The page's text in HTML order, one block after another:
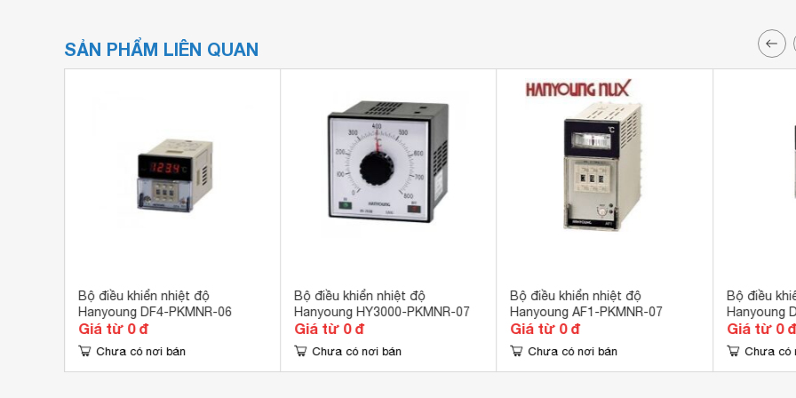
SẢN PHẨM LIÊN QUAN
Bộ điều khiển nhiệt độ
Hanyoung DF4-PKMNR-06
Giá từ 0 đ
Chưa có nơi bán
Bộ điều khiển nhiệt độ
Hanyoung HY3000-PKMNR-07
Giá từ 0 đ
Chưa có nơi bán
Bộ điều khiển nhiệt độ
Hanyoung AF1-PKMNR-07
Giá từ 0 đ
Chưa có nơi bán
Bộ điều
Hanyoung
Giá từ 0
Chưa có